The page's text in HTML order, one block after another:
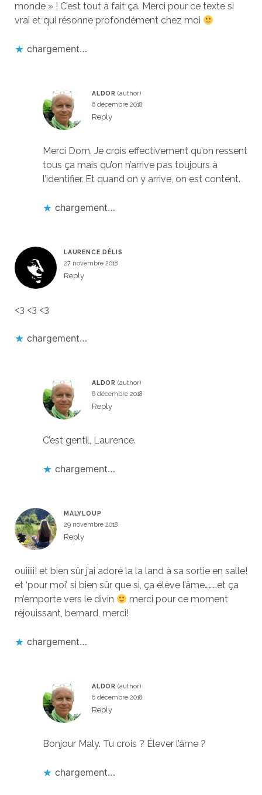
monde » ! C’est tout à fait ça. Merci pour ce texte si
vrai et qui résonne profondément chez moi
chargement…
ALDOR
6 décembre 2018
Reply
Merci Dom. Je crois effectivement qu’on ressent
tous ça mais qu’on n’arrive pas toujours à
l’identifier. Et quand on y arrive, on est content.
chargement…
LAURENCE DÉLIS
27 novembre 2018
Reply
<3 <3 <3
chargement…
ALDOR
6 décembre 2018
Reply
C’est gentil, Laurence.
chargement…
MALYLOUP
29 novembre 2018
Reply
ouiiiii! et bien sûr j’ai adoré la la land à sa sortie en salle!
et ‘pour moi’, si bien sûr que si, ça élève l’âme………et ça
m’emporte vers le divin
merci pour ce moment
réjouissant, bernard, merci!
chargement…
ALDOR
6 décembre 2018
Reply
Bonjour Maly. Tu crois ? Élever l’âme ?
chargement…